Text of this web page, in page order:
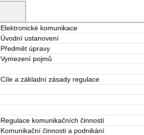
Elektronické komunikace
Úvodní ustanovení
Předmět úpravy
Vymezení pojmů
Cíle a základní zásady regulace
Regulace komunikačních činností
Komunikační činnosti a podnikání
-
náhrady